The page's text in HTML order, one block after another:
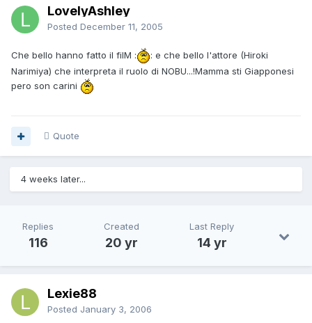
LovelyAshley
Posted December 11, 2005
Che bello hanno fatto il filM :
: e che bello l'attore (Hiroki
Narimiya) che interpreta il ruolo di NOBU...!Mamma sti Giapponesi
pero son carini
Quote
4 weeks later...
Replies
116
Created
20 yr
Last Reply
14 yr
Lexie88
Posted January 3, 2006